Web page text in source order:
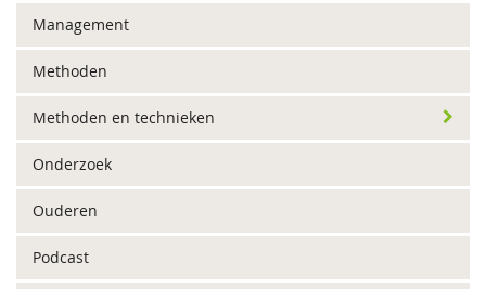
Management
Methoden
Methoden en technieken
Onderzoek
Ouderen
Podcast